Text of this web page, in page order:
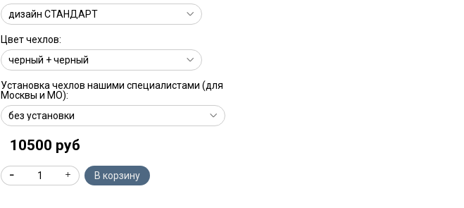
Цвет чехлов:
Установка чехлов нашими специалистами (для
Москвы и МО):
10500 руб
В корзину